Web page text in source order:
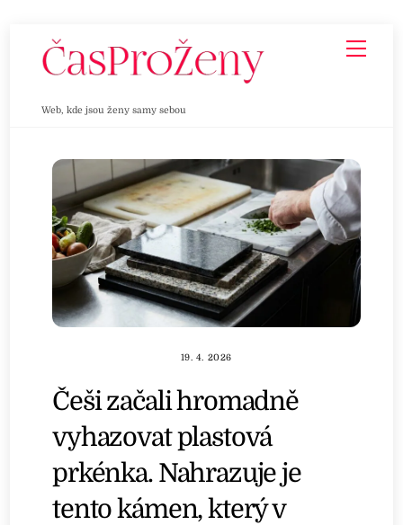
Web, kde jsou ženy samy sebou
19. 4. 2026
Češi začali hromadně
vyhazovat plastová
prkénka. Nahrazuje je
tento kámen, který v